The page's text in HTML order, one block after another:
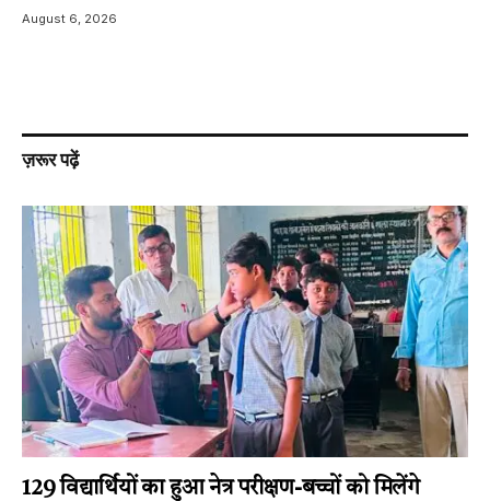
August 6, 2026
ज़रूर पढ़ें
129 विद्यार्थियों का हुआ नेत्र परीक्षण-बच्चों को मिलेंगे